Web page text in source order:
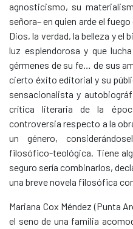
agnosticismo, su
señora– en quien arde el
Dios, la verdad, la belleza y el
luz esplendorosa y que
gérmenes de su fe… de sus
cierto éxito editorial y su
sensacionalista y
crítica literaria de la
controversia respecto a la
un género,
filosófico-teológica. Tiene
seguro sería combinarlos,
una breve novela filosófica
Mariana Cox Méndez (Punta
el seno de una familia